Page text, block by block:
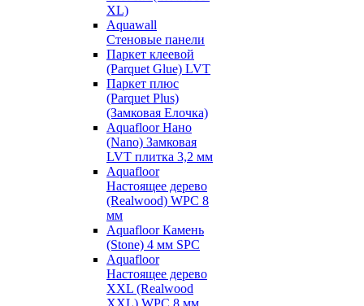
XL)
Aquawall
Стеновые панели
Паркет клеевой
(Parquet Glue) LVT
Паркет плюс
(Parquet Plus)
(Замковая Елочка)
Aquafloor Нано
(Nano) Замковая
LVT плитка 3,2 мм
Aquafloor
Настоящее дерево
(Realwood) WPC 8
мм
Aquafloor Камень
(Stone) 4 мм SPC
Aquafloor
Настоящее дерево
XXL (Realwood
XXL) WPC 8 мм